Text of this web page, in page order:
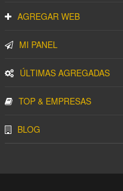
AGREGAR WEB
MI PANEL
ÚLTIMAS AGREGADAS
TOP & EMPRESAS
BLOG